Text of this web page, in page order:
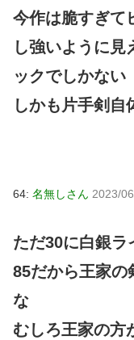
今作は脆すぎて
し強いように見
ックでしかない
しかも片手剣
64: 名無しさん 2023/
ただ30に白銀ラ
85だから王家の
な
むしろ王家の方